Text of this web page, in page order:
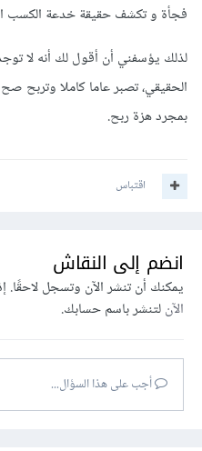
فجأة و تكشف حقيقة خدعة الكسب
لذلك يؤسفني أن أقول لك أنه لا
الحقيقي، تصبر عاما كاملا وتربح
بمجرد هزة ربح.
اقتباس
انضم إلى النقاش
يمكنك أن تنشر الآن وتسجل لاحقًا.
الآنلتنشر باسم حسابك.
أجب على هذا السؤال...